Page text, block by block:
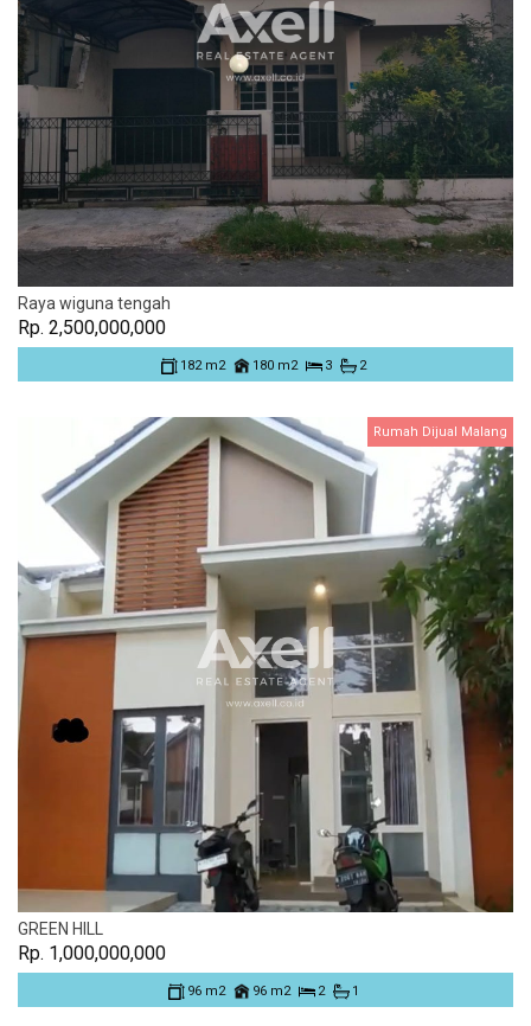
Raya wiguna tengah
Rp. 2,500,000,000
182 m2 180 m2 3 2
Rumah Dijual Malang
GREEN HILL
Rp. 1,000,000,000
96 m2 96 m2 2 1